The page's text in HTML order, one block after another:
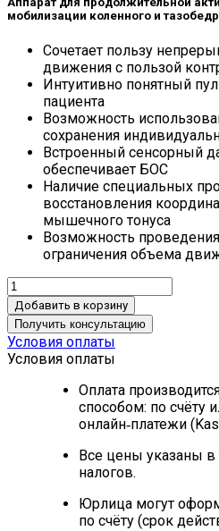
мобилизации коленного и
Cочетает пользу
движения с пользой
Интуитивно понятный
пациента
Возможность
сохранения
Встроенный сенсорный
обеспечивает БОС
Наличие специальных
восстановления
мышечного тонуса
Возможность
ограничения объема
Добавить в корзину
Получить консультацию
Условия оплаты
Условия оплаты
Оплата
способом: по счёту
онлайн‑платежи
Все цены указаны в
налогов.
Юрлица могут
по счёту (срок